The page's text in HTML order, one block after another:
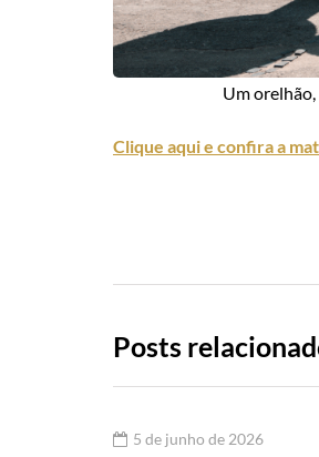
Um
Clique aqui e confira a
Posts
5 de junho de 2026